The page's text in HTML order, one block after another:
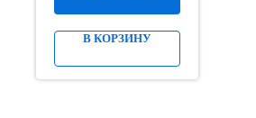
В КОРЗИНУ